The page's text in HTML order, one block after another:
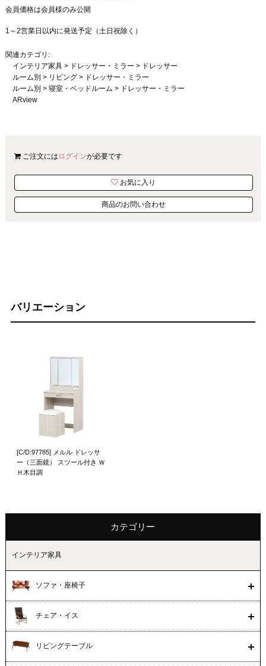
会員価格は会員様のみ公開
1～2営業日以内に発送予定（土日祝除く）
関連カテゴリ:
インテリア家具> ドレッサー・ミラー > ドレッサー
ルーム別 > リビング> ドレッサー・ミラー
ルーム別 > 寝室・ベッドルーム > ドレッサー・ミラー
ARview
ご注文には ログインが必要です
お気に入り
商品のお問い合わせ
バリエーション
[C/D:97785] メルル ドレッサ
ー（三面鏡） スツール付き Ｗ
Ｈ木目調
カテゴリー
インテリア家具
ソファ・座椅子
チェア・イス
リビングテーブル